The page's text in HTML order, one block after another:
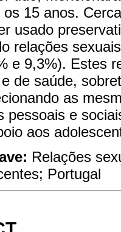
15 anos.
usado
relações
e 9,3%). Estes
de saúde,
as
pessoais e
aos
Relações
Portugal